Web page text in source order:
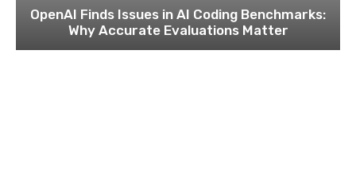
OpenAI Finds Issues in AI Coding Benchmarks:
Why Accurate Evaluations Matter